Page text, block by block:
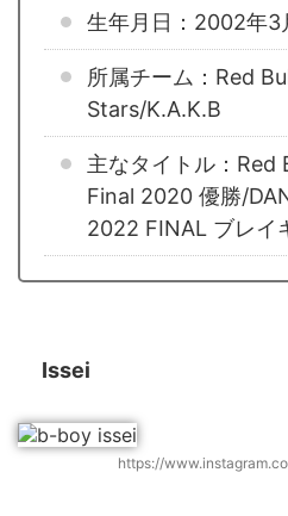
生年月日：2002年3
所属チーム：Red
Stars/K.A.K.B
主なタイトル：Red
Final 2020 優勝/
2022 FINAL ブレイ
Issei
https://